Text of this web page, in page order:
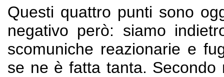
Questi quattro punti sono
negativo però: siamo
scomuniche reazionarie e
se ne è fatta tanta.